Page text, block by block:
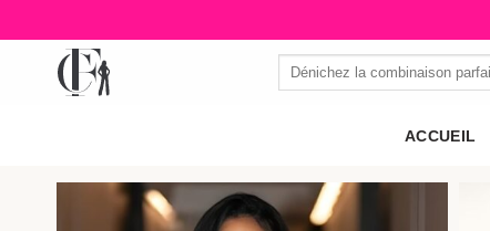
au
contenu
Recherche
ACCUEIL